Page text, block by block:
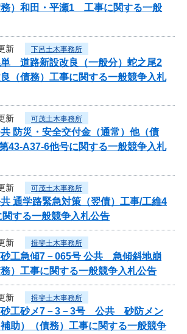
）和田・平瀬1 工事に関する一般
新 下呂土木事務所
単 道路新設改良（一般分）蛇之尾2
（債務）工事に関する一般競争入札
新 可茂土木事務所
共 防災・安全交付金（通常）他（債
43-A37-6他号に関する一般競争入札
新 可茂土木事務所
共 通学路緊急対策（翌債）工事/工維4
する一般競争入札公告
新 揖斐土木事務所
砂工急傾7－065号 公共 急傾斜地崩
）工事に関する一般競争入札公告
新 揖斐土木事務所
砂工砂メ7－3－3号 公共 砂防メン
助）（債務）工事に関する一般競争